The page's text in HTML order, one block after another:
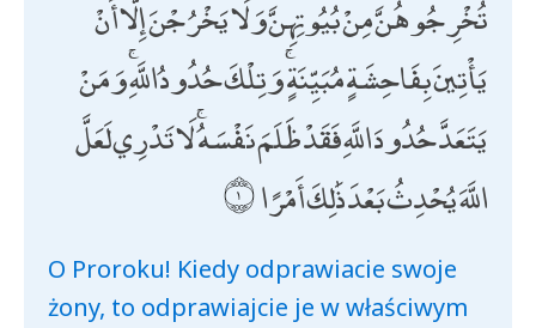
تُخْرِجُوهُنَّ مِنْ بُيُوتِهِنَّ وَلَا يَخْرُجْنَ إِلَّا أَنْ
يَأْتِينَ بِفَاحِشَةٍ مُبَيِّنَةٍ ۚ وَتِلْكَ حُدُودُ اللَّهِ ۚ وَمَنْ
يَتَعَدَّ حُدُودَ اللَّهِ فَقَدْ ظَلَمَ نَفْسَهُ ۚ لَا تَدْرِي لَعَلَّ
اللَّهَ يُحْدِثُ بَعْدَ ذَٰلِكَ أَمْرًا
O Proroku! Kiedy odprawiacie swoje
żony, to odprawiajcie je w właściwym